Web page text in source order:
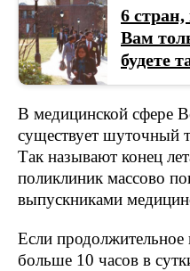
6
Вам
будете
В медицинской сфере
существует шуточный
Так называют конец
поликлиник массово
выпускниками
Если продолжительное
больше 10 часов в